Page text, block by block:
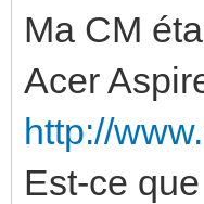
Ma CM
Acer
http://
Est-ce